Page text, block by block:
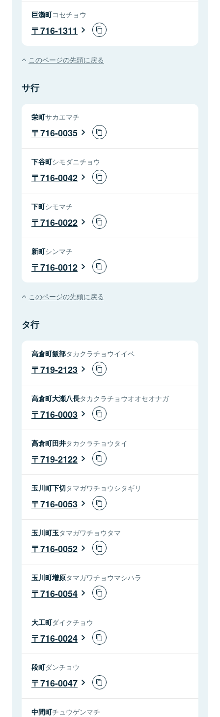
巨瀬町コセチョウ
716-1311
このページの先頭に戻る
サ行
栄町サカエマチ
716-0035
下谷町シモダニチョウ
716-0042
下町シモマチ
716-0022
新町シンマチ
716-0012
このページの先頭に戻る
タ行
高倉町飯部タカクラチョウイイベ
719-2123
高倉町大瀬八長タカクラチョウオオセオナガ
716-0003
高倉町田井タカクラチョウタイ
719-2122
玉川町下切タマガワチョウシタギリ
716-0053
玉川町玉タマガワチョウタマ
716-0052
玉川町増原タマガワチョウマシハラ
716-0054
大工町ダイクチョウ
716-0024
段町ダンチョウ
716-0047
中間町チュウゲンマチ